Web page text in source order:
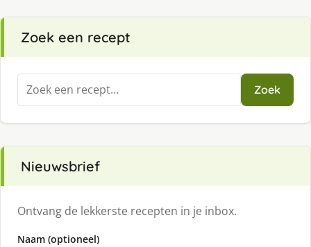
Zoek een recept
Zoeken
naar:
Zoek
Nieuwsbrief
Ontvang de lekkerste recepten in je inbox.
Naam (optioneel)